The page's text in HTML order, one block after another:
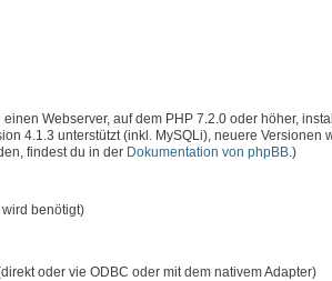
Webserver, auf dem PHP 7.2.0 oder höher,
4.1.3 unterstützt (inkl. MySQLi), neuere
findest du in der Dokumentation von phpBB .)
benötigt)
oder vie ODBC oder mit dem nativem Adapter)